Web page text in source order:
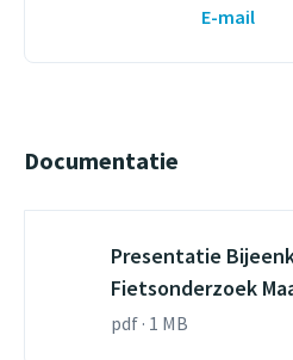
E-mail
Documentatie
Presentatie
Fietsonderzoek
pdf · 1 MB